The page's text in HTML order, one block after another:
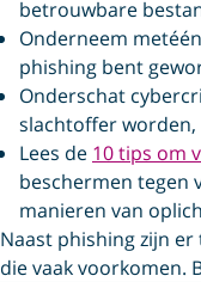
betrouwbare
Onderneem
phishing bent
Onderschat
slachtoffer worden,
Lees de 10 tips om
beschermen tegen
manieren van
Naast phishing zijn
die vaak voorkomen.